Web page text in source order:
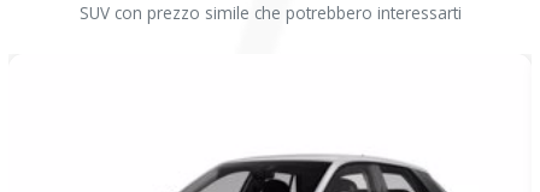
SUV con prezzo simile che potrebbero interessarti